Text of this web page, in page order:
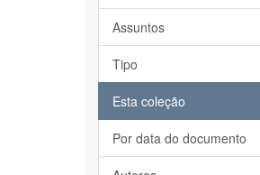
Assuntos
Tipo
Esta coleção
Por data do documento